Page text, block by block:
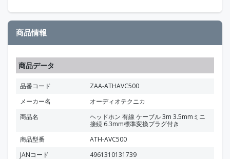
商品情報
商品データ
品番コード
ZAA-ATHAVC500
メーカー名
オーディオテクニカ
商品名
ヘッドホン 有線 ケーブル 3m 3.5mmミニ
接続 6.3mm標準変換プラグ付き
商品型番
ATH-AVC500
JANコード
4961310131739